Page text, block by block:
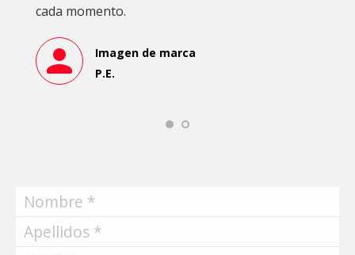
cada momento.
Imagen de marca
P.E.